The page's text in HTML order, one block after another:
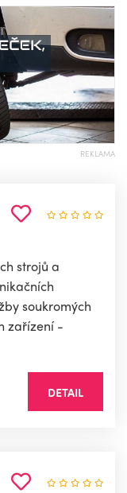
REKLAMA
strojů a
soukromých
zařízení -
DETAIL